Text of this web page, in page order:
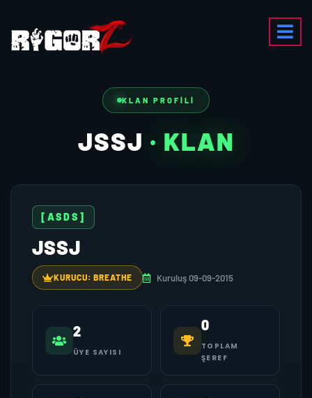
KLAN PROFILI
JSSJ · KLAN
[ASDS]
JSSJ
KURUCU: BREATHE Kuruluş 09-09-2015
2
ÜYE SAYISI
0
TOPLAM
ŞEREF